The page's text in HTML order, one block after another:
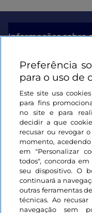
Informações sobre
Ligações úteis
Iniciar sessão
Mantenha-se em
Preferência
para o uso de
Este site usa
para fins
no site e para
decidir a que
recusar ou revogar
momento,
em "Personalizar
todos", concorda
seu dispositivo. O
continuará a
outras ferramentas
técnicas. Ao
navegação sem